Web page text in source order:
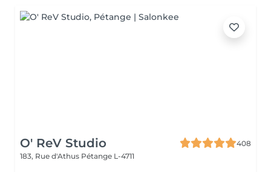
O' ReV Studio
408
183, Rue d'Athus Pétange L-4711